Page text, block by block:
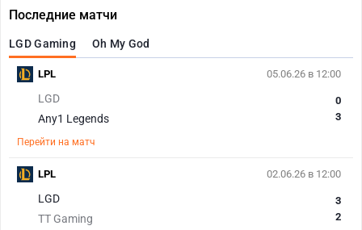
Последние матчи
LGD Gaming Oh My God
05.06.26 в 12:00
LGD
Any1 Legends
0
3
Перейти на матч
LPL
02.06.26 в 12:00
LGD
TT Gaming
3
2
LPL